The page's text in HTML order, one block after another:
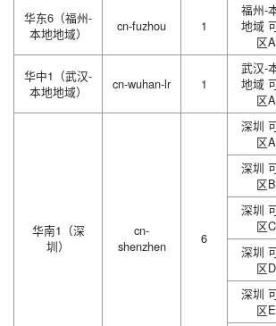
华东6（福州-
本地地域）
cn-fuzhou 1
福州-
地域
区A
华中1（武汉-
本地地域）
cn-wuhan-lr 1
武汉-
地域
区A
华南1（深
圳）
cn-
shenzhen
6
深圳
区A
深圳
区B
深圳
区C
深圳
区D
深圳
区E